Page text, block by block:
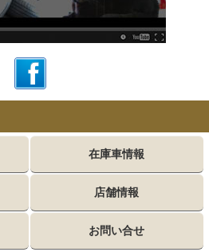
在庫車情報
店舗情報
お問い合せ